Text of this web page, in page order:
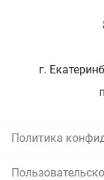
г.
Политика